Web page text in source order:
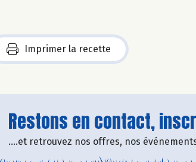
Imprimer la recette
Restons en contact,
....et retrouvez nos offres, nos